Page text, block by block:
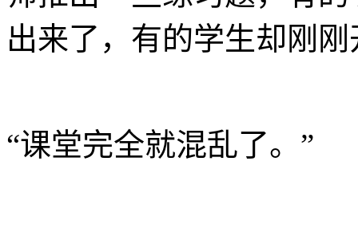
出来了，有的学生却刚
“课堂完全就混乱了。”